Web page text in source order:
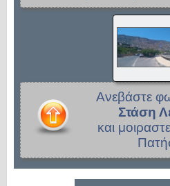
Ανεβάστε
Στάση
και